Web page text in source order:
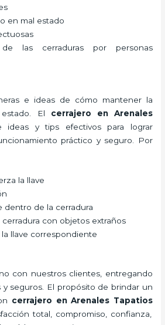
en mal estado
de las cerraduras por personas
e ideas de cómo mantener la
El cerrajero en Arenales
ideas y tips efectivos para lograr
práctico y seguro. Por
la llave
dentro de la cerradura
cerradura con objetos extraños
llave correspondiente
con nuestros clientes, entregando
y seguros. El propósito de brindar un
cerrajero en Arenales Tapatios
total, compromiso, confianza,